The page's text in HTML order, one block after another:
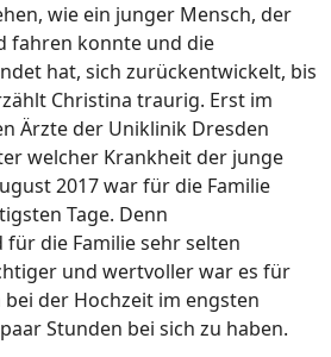
wie ein junger Mensch, der
fahren konnte und die
hat, sich zurückentwickelt, bis
Christina traurig. Erst im
Ärzte der Uniklinik Dresden
welcher Krankheit der junge
2017 war für die Familie
Tage. Denn
die Familie sehr selten
und wertvoller war es für
der Hochzeit im engsten
Stunden bei sich zu haben.